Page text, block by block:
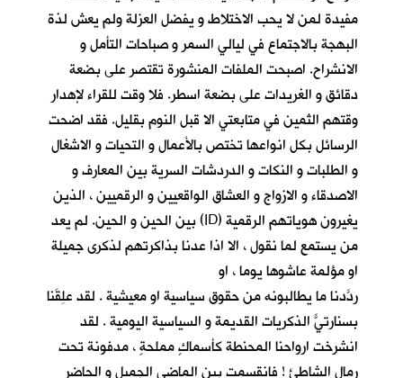
مفيدة لمن لا يحب الاختلاط و يفضل العزلة ولم يعش لذة
البهجة بالاجتماع في ليالي السمر و صباحات التأمل و
الانشراح. اصبحت الملفات المنشورة تقتصر على بضعة
دقائق و الغريدات على بضعة اسطر. فلا وقت للقراء لإهدار
وقتهم الثمين في متابعتي الا قبل النوم بقليل. فقد اضحت
الرسائل بكل انواعها تختص بالأعمال و التحيات و الاشغال
و الطلبات و النكات و الدردشات السرية بين المعارف و
الاصدقاء و الازواج و العشاق الواقعيين و الرقميين ، الذين
يغيرون هوياتهم الرقمية (ID) بين الحين و الحين. لم يعد
من يستمع لما نقول ، الا اذا عدنا بذاكرتهم لذكرى جميلة
او مؤلمة عاشوها يوما ، او
ردّدنا ما يطالبونه من حقوق سياسية او معيشية . لقد عَلِقَنا
بسنارتيًّ الذكريات القديمة و السياسية اليومية . لقد
انشرخت ارواحنا المحنطة كأسماكٍ مملحةٍ ، مدفونة تحت
رمال الشاطئ ! فانقسمت بين الماضي الجميل و الحاضر